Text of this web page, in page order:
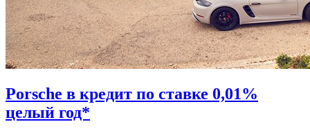
Porsche в кредит по ставке 0,01%
целый год*